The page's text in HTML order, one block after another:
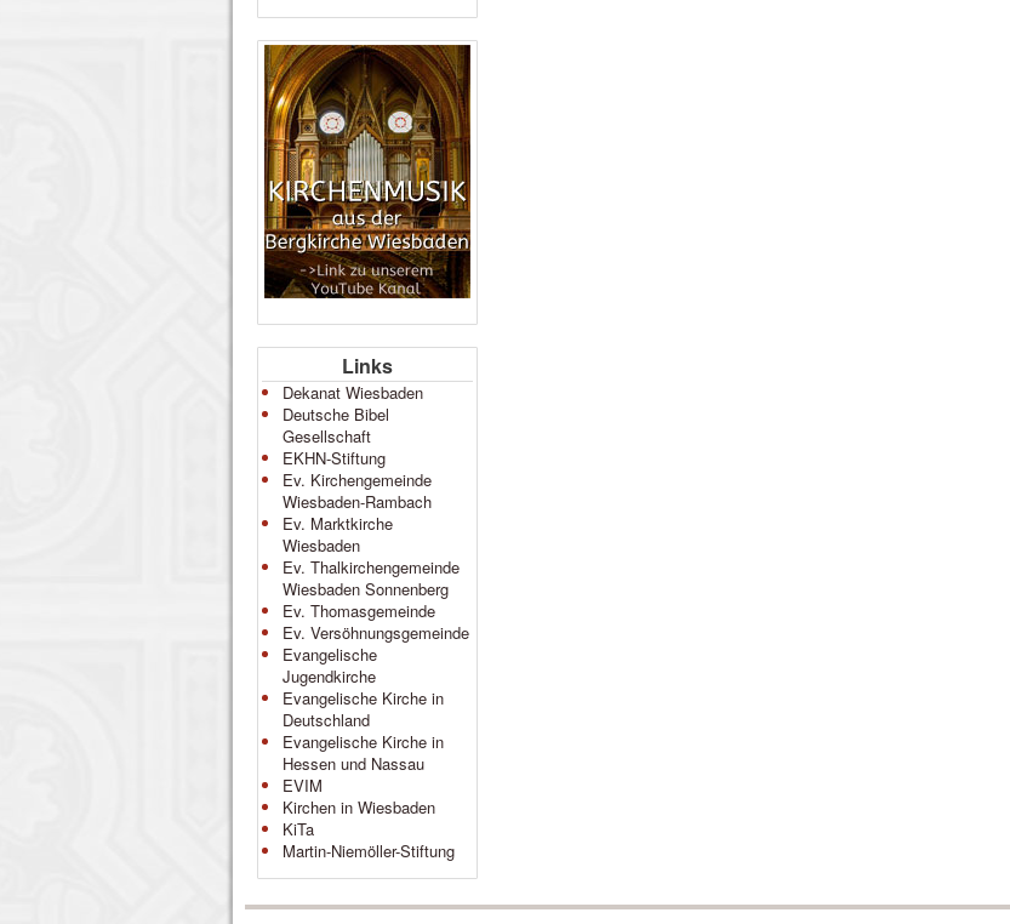
Links
Dekanat Wiesbaden
Deutsche Bibel
Gesellschaft
EKHN-Stiftung
Ev. Kirchengemeinde
Wiesbaden-Rambach
Ev. Marktkirche
Wiesbaden
Ev. Thalkirchengemeinde
Wiesbaden Sonnenberg
Ev. Thomasgemeinde
Ev. Versöhnungsgemeinde
Evangelische
Jugendkirche
Evangelische Kirche in
Deutschland
Evangelische Kirche in
Hessen und Nassau
EVIM
Kirchen in Wiesbaden
KiTa
Martin-Niemöller-Stiftung